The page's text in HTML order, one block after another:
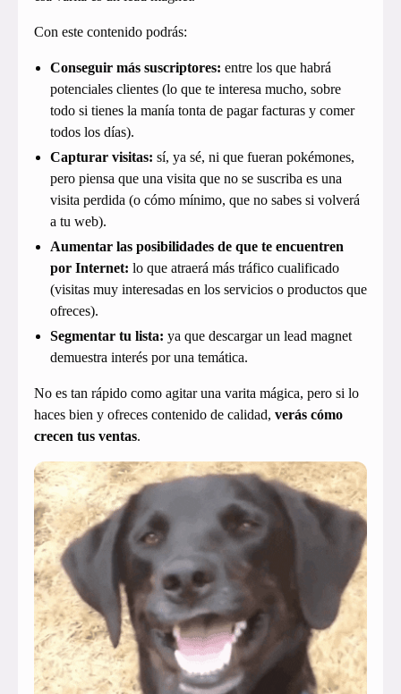
Con este contenido podrás:
Conseguir más suscriptores: entre los que habrá
potenciales clientes (lo que te interesa mucho, sobre
todo si tienes la manía tonta de pagar facturas y comer
todos los días).
Capturar visitas: sí, ya sé, ni que fueran pokémones,
pero piensa que una visita que no se suscriba es una
visita perdida (o cómo mínimo, que no sabes si volverá
a tu web).
Aumentar las posibilidades de que te encuentren
por Internet: lo que atraerá más tráfico cualificado
(visitas muy interesadas en los servicios o productos que
ofreces).
Segmentar tu lista: ya que descargar un lead magnet
demuestra interés por una temática.
No es tan rápido como agitar una varita mágica, pero si lo
haces bien y ofreces contenido de calidad, verás cómo
crecen tus ventas.